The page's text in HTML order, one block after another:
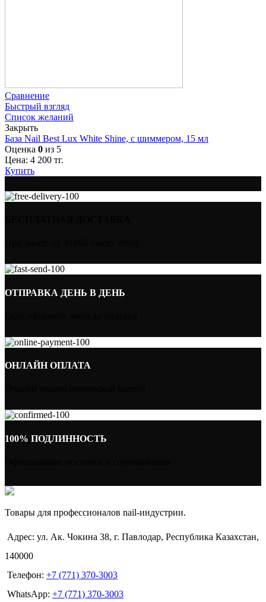
Сравнение
Быстрый взгляд
Список желаний
Закрыть
База Nail Best Lux White Shine, с шиммером, 15 мл
Оценка 0 из 5
Цена: 4 200 тг.
Купить
ОТПРАВКА ДЕНЬ В ДЕНЬ
ОНЛАЙН ОПЛАТА
100% ПОДЛИННОСТЬ
Товары для профессионалов nail-индустрии.
Адрес: ул. Ак. Чокина 38, г. Павлодар, Республика Казахстан,
140000
Телефон: +7 (771) 370-3003
WhatsApp: +7 (771) 370-3003